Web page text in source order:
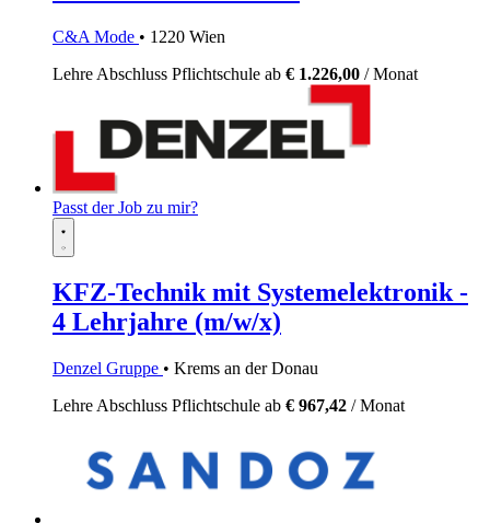
C&A Mode • 1220 Wien
Lehre Abschluss Pflichtschule ab € 1.226,00 / Monat
Passt der Job zu mir?
KFZ-Technik mit Systemelektronik -
4 Lehrjahre (m/w/x)
Denzel Gruppe • Krems an der Donau
Lehre Abschluss Pflichtschule ab € 967,42 / Monat